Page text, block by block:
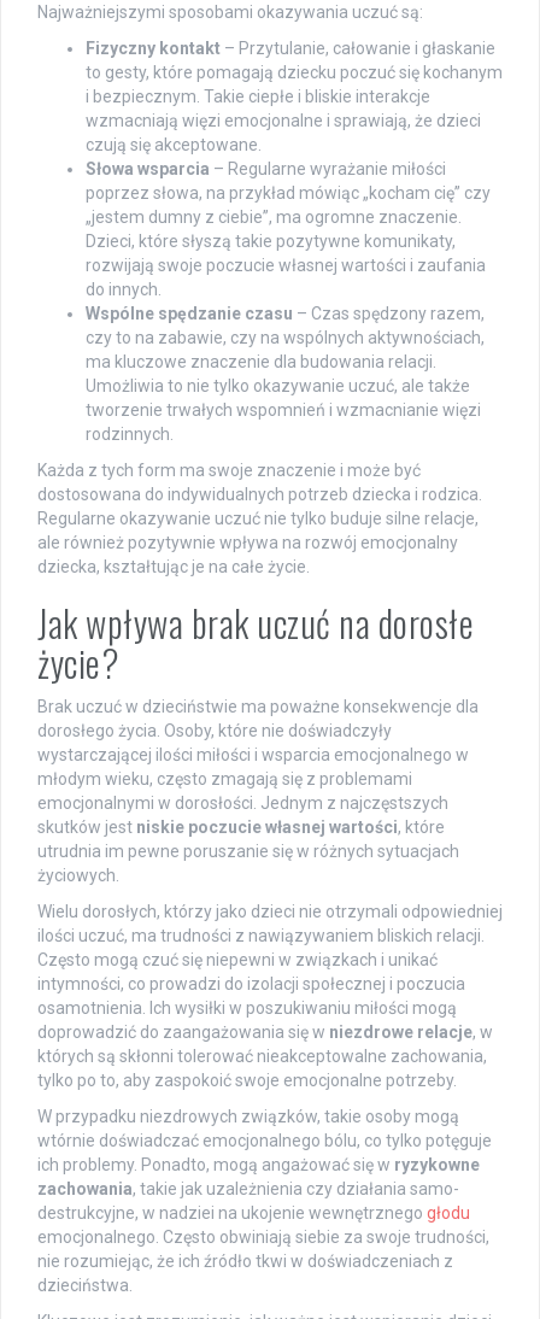
Najważniejszymi sposobami okazywania uczuć są:
Fizyczny kontakt – Przytulanie, całowanie i głaskanie
to gesty, które pomagają dziecku poczuć się kochanym
i bezpiecznym. Takie ciepłe i bliskie interakcje
wzmacniają więzi emocjonalne i sprawiają, że dzieci
czują się akceptowane.
Słowa wsparcia – Regularne wyrażanie miłości
poprzez słowa, na przykład mówiąc „kocham cię” czy
„jestem dumny z ciebie”, ma ogromne znaczenie.
Dzieci, które słyszą takie pozytywne komunikaty,
rozwijają swoje poczucie własnej wartości i zaufania
do innych.
Wspólne spędzanie czasu – Czas spędzony razem,
czy to na zabawie, czy na wspólnych aktywnościach,
ma kluczowe znaczenie dla budowania relacji.
Umożliwia to nie tylko okazywanie uczuć, ale także
tworzenie trwałych wspomnień i wzmacnianie więzi
rodzinnych.
Każda z tych form ma swoje znaczenie i może być
dostosowana do indywidualnych potrzeb dziecka i rodzica.
Regularne okazywanie uczuć nie tylko buduje silne relacje,
ale również pozytywnie wpływa na rozwój emocjonalny
dziecka, kształtując je na całe życie.
Jak wpływa brak uczuć na dorosłe
życie?
Brak uczuć w dzieciństwie ma poważne konsekwencje dla
dorosłego życia. Osoby, które nie doświadczyły
wystarczającej ilości miłości i wsparcia emocjonalnego w
młodym wieku, często zmagają się z problemami
emocjonalnymi w dorosłości. Jednym z najczęstszych
skutków jest niskie poczucie własnej wartości, które
utrudnia im pewne poruszanie się w różnych sytuacjach
życiowych.
Wielu dorosłych, którzy jako dzieci nie otrzymali odpowiedniej
ilości uczuć, ma trudności z nawiązywaniem bliskich relacji.
Często mogą czuć się niepewni w związkach i unikać
intymności, co prowadzi do izolacji społecznej i poczucia
osamotnienia. Ich wysiłki w poszukiwaniu miłości mogą
doprowadzić do zaangażowania się w niezdrowe relacje, w
których są skłonni tolerować nieakceptowalne zachowania,
tylko po to, aby zaspokoić swoje emocjonalne potrzeby.
W przypadku niezdrowych związków, takie osoby mogą
wtórnie doświadczać emocjonalnego bólu, co tylko potęguje
ich problemy. Ponadto, mogą angażować się w ryzykowne
zachowania, takie jak uzależnienia czy działania samo-
destrukcyjne, w nadziei na ukojenie wewnętrznego głodu
emocjonalnego. Często obwiniają siebie za swoje trudności,
nie rozumiejąc, że ich źródło tkwi w doświadczeniach z
dzieciństwa.